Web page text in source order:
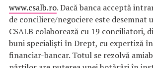
www.csalb.ro. Dacă banca acceptă
de conciliere/negociere este desemnat
CSALB colaborează cu 19 conciliatori,
buni specialiști în Drept, cu expertiză
financiar-bancar. Totul se rezolvă